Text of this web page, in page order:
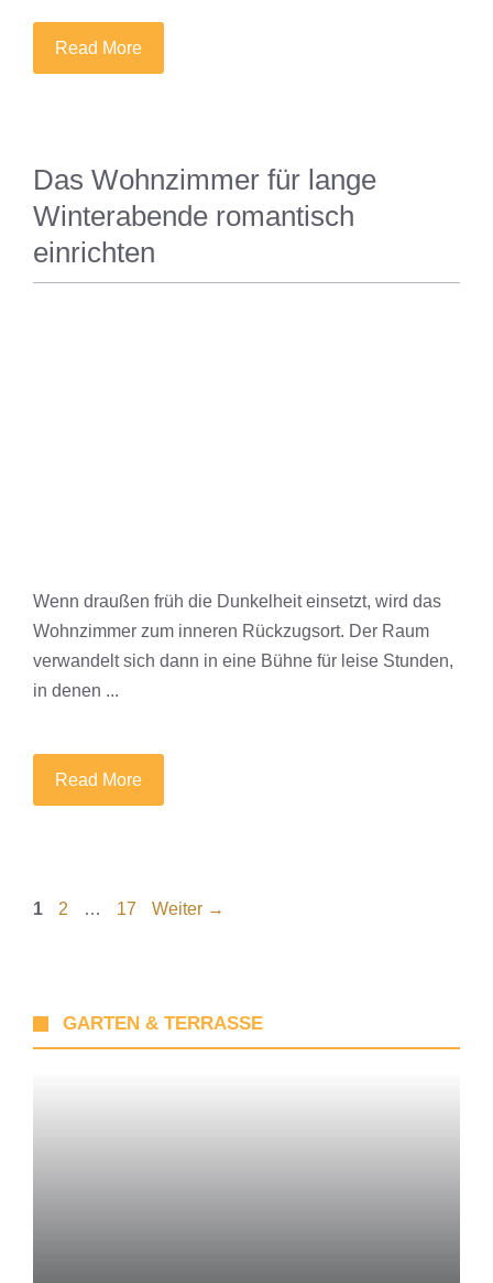
Read More
Das Wohnzimmer für lange
Winterabende romantisch
einrichten
Wenn draußen früh die Dunkelheit einsetzt, wird das
Wohnzimmer zum inneren Rückzugsort. Der Raum
verwandelt sich dann in eine Bühne für leise Stunden,
in denen ...
Read More
Seite
1 Seite
2 … Seite
17 Weiter →
GARTEN & TERRASSE